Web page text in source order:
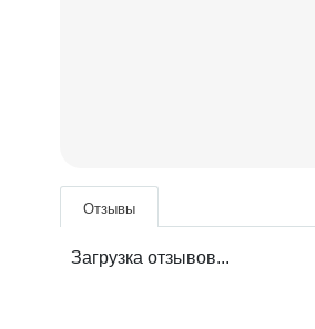
Отзывы
Загрузка отзывов...